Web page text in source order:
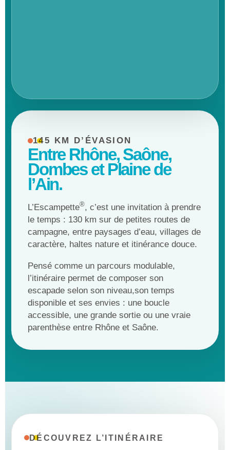
145 KM D’ÉVASION
Entre Rhône, Saône,
Dombes et Plaine de
l’Ain.
L’Escampette®, c’est une invitation à prendre
le temps : 130 km sur de petites routes de
campagne, entre paysages d’eau, villages de
caractère, haltes nature et itinérance douce.
Pensé comme un parcours modulable,
l’itinéraire permet de composer son
escapade selon son niveau,son temps
disponible et ses envies : une boucle
accessible, une grande sortie ou une vraie
parenthèse entre Rhône et Saône.
DÉCOUVREZ L’ITINÉRAIRE